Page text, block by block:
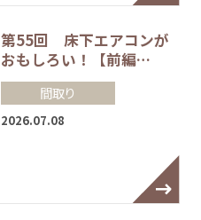
第55回 床下エアコンが
おもしろい！【前編…
間取り
2026.07.08